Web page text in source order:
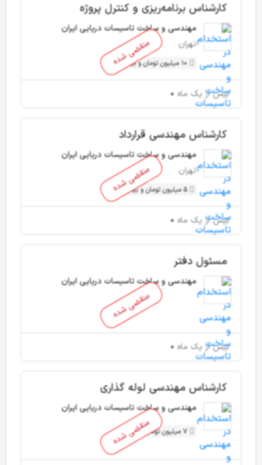
منقضی شده
کارشناس برنامه‌ریزی و کنترل پروژه
مهندسی و ساخت تاسیسات دریایی ایران
تهران
10 میلیون تومان و بیشتر
بیش از یک ماه
منقضی شده
کارشناس مهندسی قرارداد
مهندسی و ساخت تاسیسات دریایی ایران
تهران
5 میلیون تومان و بیشتر
بیش از یک ماه
منقضی شده
مسئول دفتر
مهندسی و ساخت تاسیسات دریایی ایران
بیش از یک ماه
منقضی شده
کارشناس مهندسی لوله گذاری
مهندسی و ساخت تاسیسات دریایی ایران
7 میلیون تومان و بیشتر